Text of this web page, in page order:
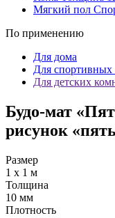
Мягкий пол
По применению
Для дома
Для спортивных
Для детских
Будо-мат
рисунок
Размер
1 х 1 м
Толщина
10 мм
Плотность